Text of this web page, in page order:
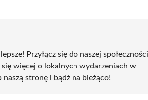
Przyłącz się do naszej społeczności
się więcej o lokalnych wydarzeniach w
stronę i bądź na bieżąco!